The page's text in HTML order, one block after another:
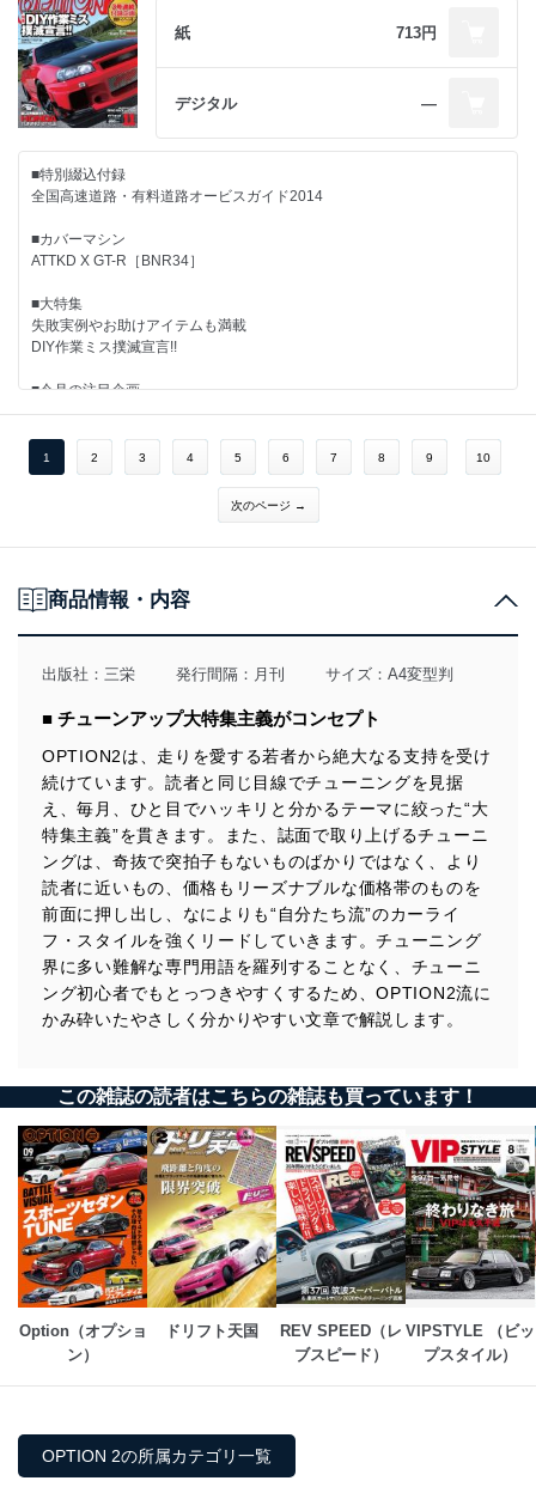
WORLD TIME ATTACK CHALLENGE 2013
SLAMMD SOCIETY Japan 2013
サーキットで超効くエアロDIYメイク
TECTALOGY INTERNATIONAL DRIFT CHALLENGE 2013
EXEDY CUP OPTION2 ENJOY ENDURANCE RACE 2013 Rd.3
脱☆ブラックBOX宣言!! DIY ECU SET UP
第4回 セッティング実践編
OPT2注目! PRO SHOPガイド
～GARAGE NIIMI RPS13～
～TECHNICAL SHOP INFINI JCG11～
ほか盛りだくさん!!
紙 713円
デジタル ―
■特別綴込付録
全国高速道路・有料道路オービスガイド2014
■カバーマシン
ATTKD X GT-R［BNR34］
■大特集
失敗実例やお助けアイテムも満載
DIY作業ミス撲滅宣言!!
■今月の注目企画
RチューンドVTECの魅力を引き出せ!!
READY FOR THE World Time Attack Challenge 2013 第2回
D-SPORT CUP 2013 with Club-K Rd.3
［最新レースゲーム F1 2013＆グランツーリスモ6］
■シリーズ/レギュラーコーナー
脱☆ブラックBOX宣言!! DIY ECU SET UP
第3回 基本設定と燃料調整を開始!!
大好評マシンメイキング連載☆
アンダー鈴木S15/爆僧坂東組86/BNR32復活プロジェクト
EVOLUTION Q
[GARAGE ACTIVE AE86 COROLLA LEVIN]
走り屋GALお宅訪問&#9825;
[莉佳ちゃん&NA8C]
～OLIVE BALL NCEC～
～GARAGE FLAT S15～
ほか盛りだくさん!!
1 2 3 4 5 6 7 8 9 10
次のページ →
商品情報・内容
出版社： 三栄 発行間隔：月刊 サイズ：A4変型判
■ チューンアップ大特集主義がコンセプト
OPTION2は、走りを愛する若者から絶大なる支持を受け
続けています。読者と同じ目線でチューニングを見据
え、毎月、ひと目でハッキリと分かるテーマに絞った“大
特集主義”を貫きます。また、誌面で取り上げるチューニ
ングは、奇抜で突拍子もないものばかりではなく、より
読者に近いもの、価格もリーズナブルな価格帯のものを
前面に押し出し、なによりも“自分たち流”のカーライ
フ・スタイルを強くリードしていきます。チューニング
界に多い難解な専門用語を羅列することなく、チューニ
ング初心者でもとっつきやすくするため、OPTION2流に
かみ砕いたやさしく分かりやすい文章で解説します。
この雑誌の読者はこちらの雑誌も買っています！
Option（オプショ
ン）
ドリフト天国
REV SPEED（レ
ブスピード）
VIPSTYLE （ビッ
プスタイル）
OPTION 2の所属カテゴリ一覧